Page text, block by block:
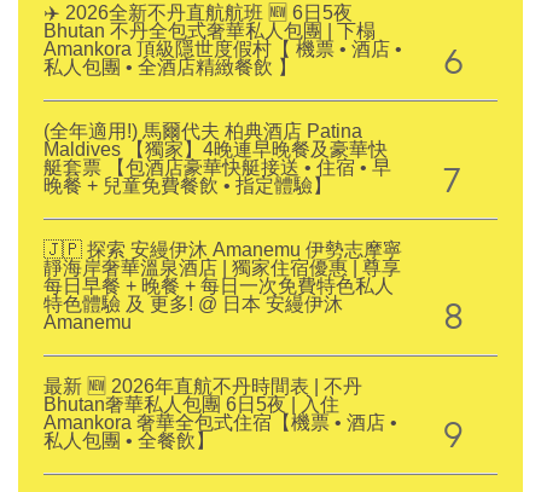
✈️ 2026全新不丹直航航班 🆕 6日5夜
Bhutan 不丹全包式奢華私人包團 | 下榻
Amankora 頂級隱世度假村【 機票 • 酒店 •
私人包團 • 全酒店精緻餐飲 】
6
(全年適用!) 馬爾代夫 柏典酒店 Patina
Maldives 【獨家】4晚連早晚餐及豪華快
艇套票 【包酒店豪華快艇接送 • 住宿 • 早
晚餐 + 兒童免費餐飲 • 指定體驗】
7
🇯🇵 探索 安縵伊沐 Amanemu 伊勢志摩寧
靜海岸奢華溫泉酒店 | 獨家住宿優惠 | 尊享
每日早餐 + 晚餐 + 每日一次免費特色私人
特色體驗 及 更多! @ 日本 安縵伊沐
Amanemu
8
最新 🆕 2026年直航不丹時間表 | 不丹
Bhutan奢華私人包團 6日5夜 | 入住
Amankora 奢華全包式住宿【機票 • 酒店 •
私人包團 • 全餐飲】
9